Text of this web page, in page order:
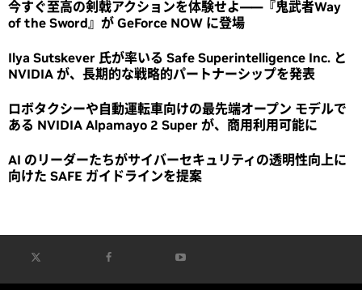
今すぐ至高の剣戟アクションを体験せよ――『鬼武者Way
of the Sword』が GeForce NOW に登場
Ilya Sutskever 氏が率いる Safe Superintelligence Inc. と
NVIDIA が、長期的な戦略的パートナーシップを発表
ロボタクシーや自動運転車向けの最先端オープン モデルで
ある NVIDIA Alpamayo 2 Super が、商用利用可能に
AI のリーダーたちがサイバーセキュリティの透明性向上に
向けた SAFE ガイドラインを提案